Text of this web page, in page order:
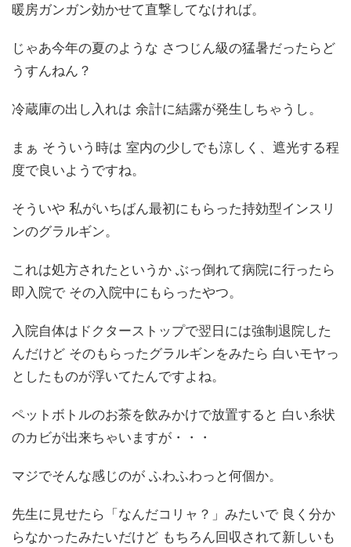
暖房ガンガン効かせて直撃してなければ。
じゃあ今年の夏のような さつじん級の猛暑だったらど
うすんねん？
冷蔵庫の出し入れは 余計に結露が発生しちゃうし。
まぁ そういう時は 室内の少しでも涼しく、遮光する程
度で良いようですね。
そういや 私がいちばん最初にもらった持効型インスリ
ンのグラルギン。
これは処方されたというか ぶっ倒れて病院に行ったら
即入院で その入院中にもらったやつ。
入院自体はドクターストップで翌日には強制退院した
んだけど そのもらったグラルギンをみたら 白いモヤっ
としたものが浮いてたんですよね。
ペットボトルのお茶を飲みかけで放置すると 白い糸状
のカビが出来ちゃいますが・・・
マジでそんな感じのが ふわふわっと何個か。
先生に見せたら「なんだコリャ？」みたいで 良く分か
らなかったみたいだけど もちろん回収されて新しいも